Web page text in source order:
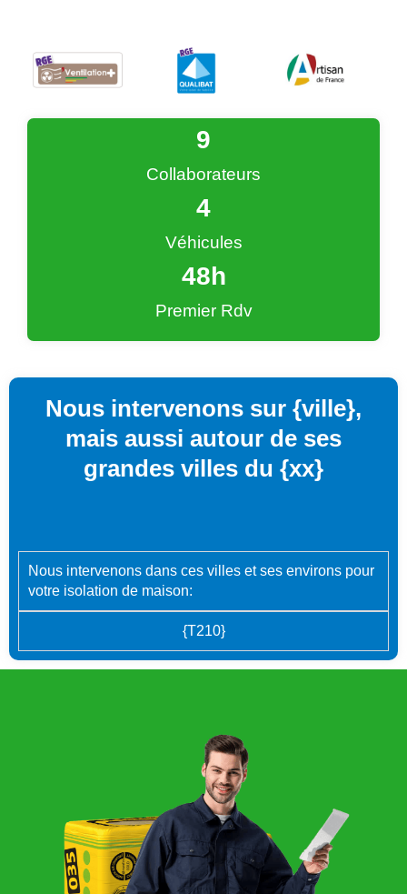
Collaborateurs
9
Véhicules
4
Premier Rdv
48h
Nous intervenons sur {ville},
mais aussi autour de ses
grandes villes du {xx}
Nous intervenons dans ces villes et ses environs pour
votre isolation de maison:
{T210}